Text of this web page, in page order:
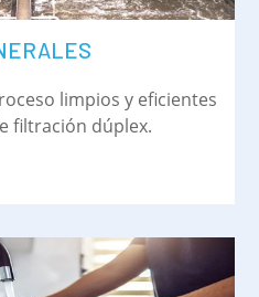
limpios y eficientes
filtración dúplex.